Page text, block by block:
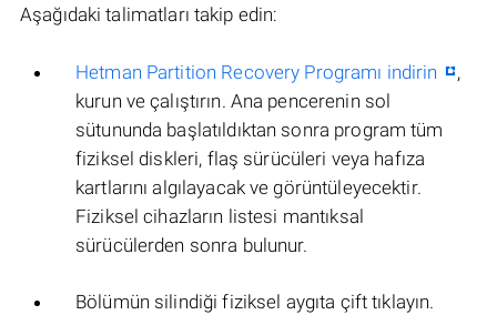
Aşağıdaki talimatları takip edin:
Hetman Partition Recovery Programı indirin
,
kurun ve çalıştırın. Ana pencerenin sol
sütununda başlatıldıktan sonra program tüm
fiziksel diskleri, flaş sürücüleri veya hafıza
kartlarını algılayacak ve görüntüleyecektir.
Fiziksel cihazların listesi mantıksal
sürücülerden sonra bulunur.
Bölümün silindiği fiziksel aygıta çift tıklayın.